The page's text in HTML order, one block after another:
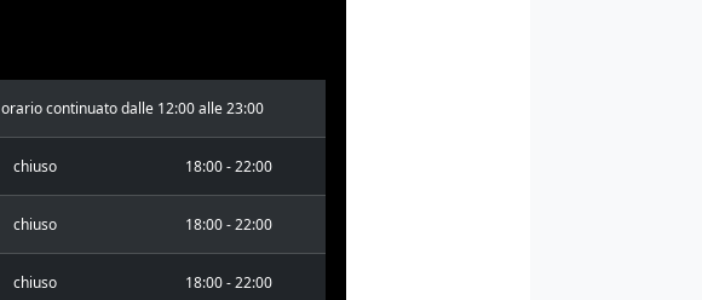
orario continuato dalle 12:00 alle 23:00
chiuso 18:00 - 22:00
chiuso 18:00 - 22:00
chiuso 18:00 - 22:00